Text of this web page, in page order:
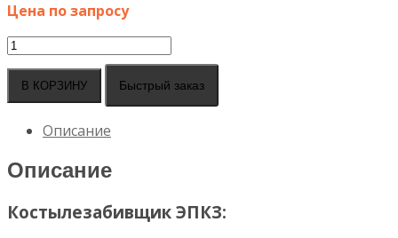
Цена по запросу
Количество
Костылезабивщик
ЭПКЗ
В КОРЗИНУ Быстрый заказ
Описание
Описание
Костылезабивщик ЭПКЗ: